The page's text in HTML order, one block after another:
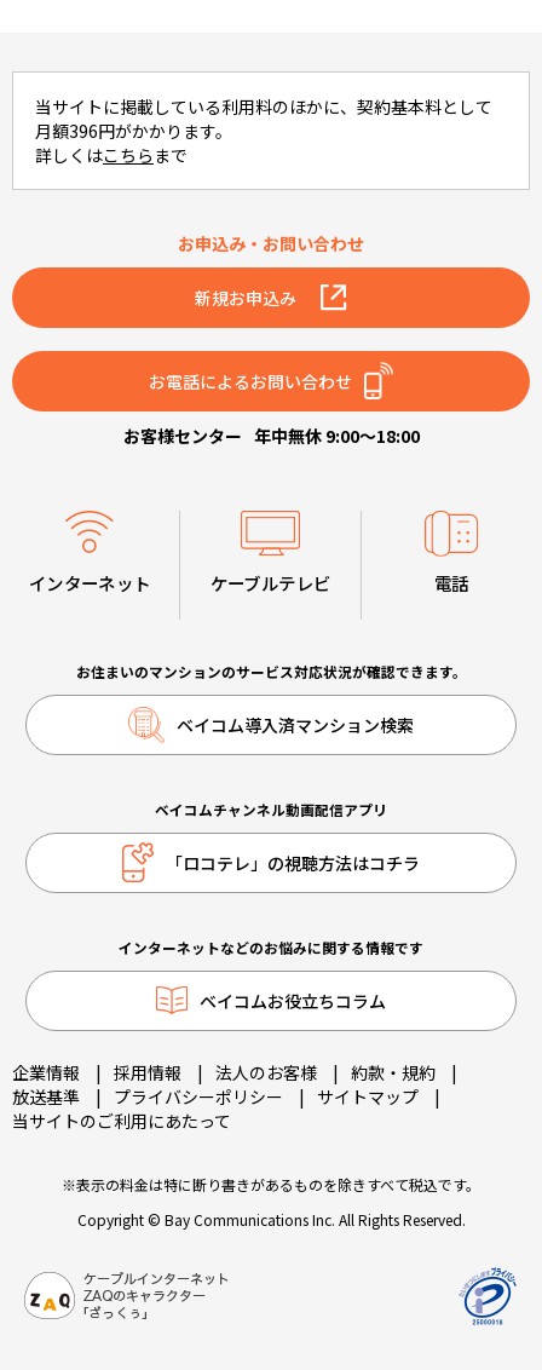
当サイトに掲載している利用料のほかに、契約基本料として
月額396円がかかります。
詳しくはこちら まで
お申込み・お問い合わせ
新規お申込み
お電話によるお問い合わせ
お客様センター 年中無休 9:00～18:00
インターネット ケーブルテレビ 電話
お住まいのマンションのサービス対応状況が確認できます。
ベイコム導入済マンション検索
ベイコムチャンネル動画配信アプリ
「ロコテレ」の視聴方法はコチラ
インターネットなどのお悩みに関する情報です
ベイコムお役立ちコラム
企業情報 | 採用情報 | 法人のお客様 | 約款・規約
|
放送基準
| プライバシーポリシー | サイトマップ
|
当サイトのご利用にあたって
※表示の料金は特に断り書きがあるものを除きすべて税込です。
Copyright © Bay Communications Inc. All Rights Reserved.